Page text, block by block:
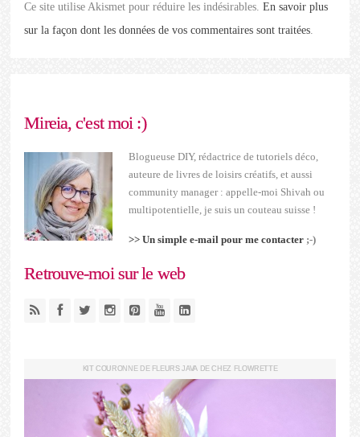
Ce site utilise Akismet pour réduire les indésirables.En savoir plus
sur la façon dont les données de vos commentaires sont traitées.
Mireia, c'est moi :)
Blogueuse DIY, rédactrice de tutoriels déco,
auteure de livres de loisirs créatifs, et aussi
community manager : appelle-moi Shivah ou
multipotentielle, je suis un couteau suisse !
>> Un simple e-mail pour me contacter ;-)
Retrouve-moi sur le web
KIT COURONNE DE FLEURS JAVA DE CHEZ FLOWRETTE